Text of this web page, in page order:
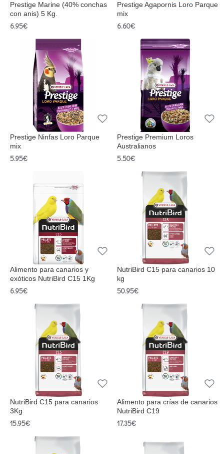
Prestige Marine (40% conchas
con anis) 5 Kg.
6.95€
Prestige Agapornis Loro Parque
mix
6.60€
Prestige Ninfas Loro Parque
mix
5.95€
Prestige Premium Loros
Australianos
5.50€
Alimento para canarios y
exóticos NutriBird C15 1Kg
6.95€
NutriBird C15 para canarios 10
kg
50.95€
NutriBird C15 para canarios
3Kg
15.95€
Alimento para crías de canarios
NutriBird C19
17.35€